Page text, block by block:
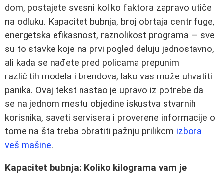
dom, postajete svesni koliko faktora zapravo utiče
na odluku. Kapacitet bubnja, broj obrtaja centrifuge,
energetska efikasnost, raznolikost programa — sve
su to stavke koje na prvi pogled deluju jednostavno,
ali kada se nađete pred policama prepunim
različitih modela i brendova, lako vas može uhvatiti
panika. Ovaj tekst nastao je upravo iz potrebe da
se na jednom mestu objedine iskustva stvarnih
korisnika, saveti servisera i proverene informacije o
tome na šta treba obratiti pažnju prilikom izbora
veš mašine.
Kapacitet bubnja: Koliko kilograma vam je